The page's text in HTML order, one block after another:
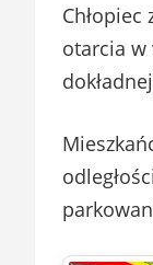
otarcia w